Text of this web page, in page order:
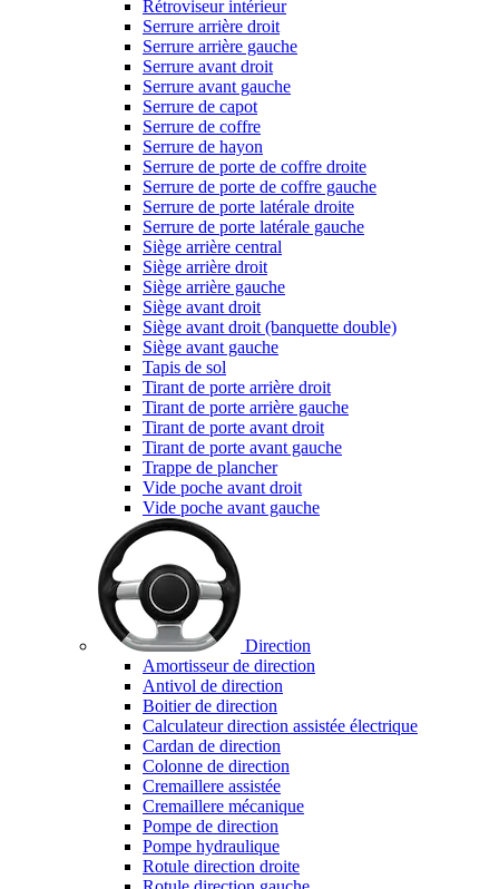
Rétroviseur intérieur
Serrure arrière droit
Serrure arrière gauche
Serrure avant droit
Serrure avant gauche
Serrure de capot
Serrure de coffre
Serrure de hayon
Serrure de porte de coffre droite
Serrure de porte de coffre gauche
Serrure de porte latérale droite
Serrure de porte latérale gauche
Siège arrière central
Siège arrière droit
Siège arrière gauche
Siège avant droit
Siège avant droit (banquette double)
Siège avant gauche
Tapis de sol
Tirant de porte arrière droit
Tirant de porte arrière gauche
Tirant de porte avant droit
Tirant de porte avant gauche
Trappe de plancher
Vide poche avant droit
Vide poche avant gauche
Direction
Amortisseur de direction
Antivol de direction
Boitier de direction
Calculateur direction assistée électrique
Cardan de direction
Colonne de direction
Cremaillere assistée
Cremaillere mécanique
Pompe de direction
Pompe hydraulique
Rotule direction droite